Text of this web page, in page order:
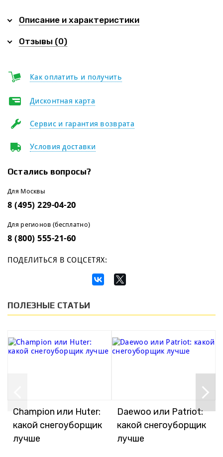
Описание и характеристики
Отзывы (0)
Как оплатить и получить
Дисконтная карта
Сервис и гарантия возврата
Условия доставки
Остались вопросы?
Для Москвы
8 (495) 229-04-20
Для регионов (бесплатно)
8 (800) 555-21-60
ПОДЕЛИТЬСЯ В СОЦСЕТЯХ:
ПОЛЕЗНЫЕ СТАТЬИ
Champion или Huter:
какой снегоуборщик
лучше
Daewoo или Patriot:
какой снегоуборщик
лучше